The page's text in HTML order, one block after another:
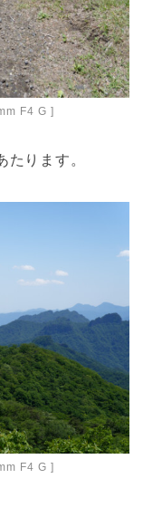
F4 G ]
たります。
F4 G ]